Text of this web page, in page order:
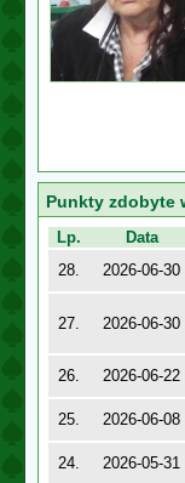
Punkty zdobyte
Lp.
Data
28.
2026-06-30
27. 2026-06-30
26.
2026-06-22
25.
2026-06-08
24.
2026-05-31